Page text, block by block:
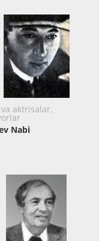
aktrisalar,
Nabi